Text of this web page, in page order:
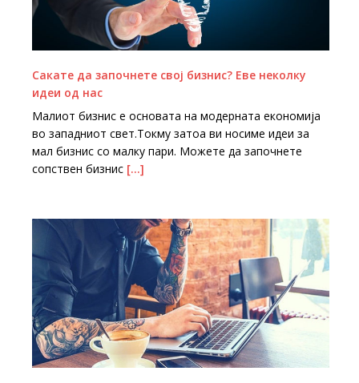
Сакате да започнете свој бизнис? Еве неколку
идеи од нас
Малиот бизнис е основата на модерната економија
во западниот свет.Токму затоа ви носиме идеи за
мал бизнис со малку пари. Можете да започнете
сопствен бизнис […]